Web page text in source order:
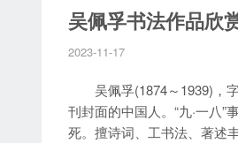
吴佩孚书法作品欣
2023-11-17
吴佩孚(1874～1939)，字
刊封面的中国人。“九·一八
死。擅诗词、工书法、著述丰